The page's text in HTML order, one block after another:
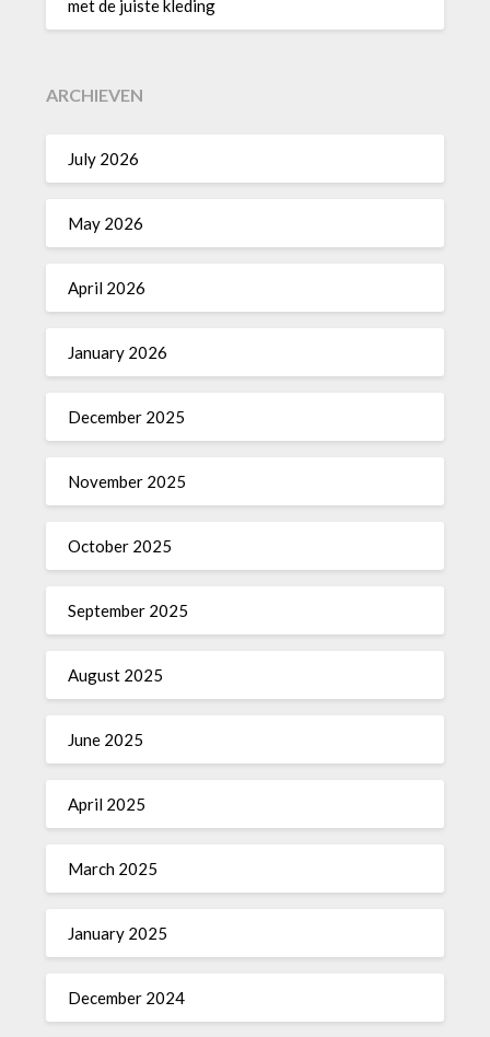
met de juiste kleding
ARCHIEVEN
July 2026
May 2026
April 2026
January 2026
December 2025
November 2025
October 2025
September 2025
August 2025
June 2025
April 2025
March 2025
January 2025
December 2024